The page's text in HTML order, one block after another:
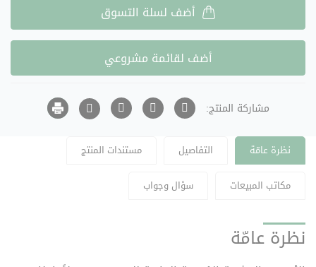
أضف لسلة التسوق
أضف لقائمة مشروعي
مشاركة المنتج:
نظرة عامّة التفاصيل
مستندات المنتج
مكاتب المبيعات
سؤال وجواب
نظرة عامّة